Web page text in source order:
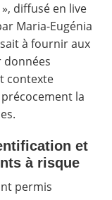
diffusé en live
Maria-Eugénia
à fournir aux
données
contexte
la
et
à risque
permis